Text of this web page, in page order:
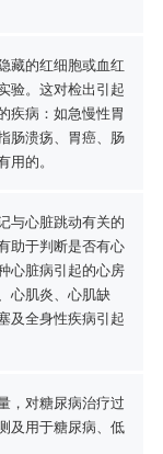
藏的红细胞或血红
验。这对检出引起
疾病：如急慢性胃
肠溃疡、胃癌、肠
用的。
与心脏跳动有关的
助于判断是否有心
心脏病引起的心房
心肌炎、心肌缺
及全身性疾病引起
，对糖尿病治疗过
及用于糖尿病、低